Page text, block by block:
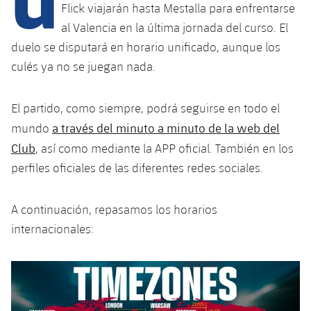
plusicon
más
Palau Blaugrana
Barça Cafe
Ciutat Esportiva
La Masia
Servicios
plusicon
SUB13
SUB12
SUB11 B
SUB10 A
SUB9 A
SUB9 B
SUB8 A
SUB13 B
SUB12 C
Entradas
Gameday Shows
Resultados
Clasificación
Jugadores
Fotos
Palmarés
Base
Barça Atlètic
Junior
Cadete A
Cadete B
Infantil B
Campus Verano
PLUSICON
MÁS
Actualidad
Calendario
Resultados
Jugadores
Barça Atlètic
plusicon
más
Actualidad
Resultados
Clasificaciones
Base
plusicon
más
Juvenil
Cadete A
Cadete B
PLUSICON
MÁS
Primer equipo
plusicon
más
Actualidad
Calendario
Barça Atlètic
plusicon
Actualidad
Flick viajarán hasta Mestalla para enfrentarse
al Valencia en la última jornada del curso. El
duelo se disputará en horario unificado, aunque los
culés ya no se juegan nada.
El partido, como siempre, podrá seguirse en todo el
mundo a través del minuto a minuto de la web del
Club, así como mediante la APP oficial. También en los
perfiles oficiales de las diferentes redes sociales.
A continuación, repasamos los horarios
internacionales: